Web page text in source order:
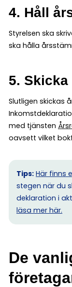
4. Håll
Styrelsen ska
ska hålla
5.
Slutligen skickas
med tjänsten
oavsett vilket
Tips: Här finns
stegen när du
deklaration i
läsa mer här.
De